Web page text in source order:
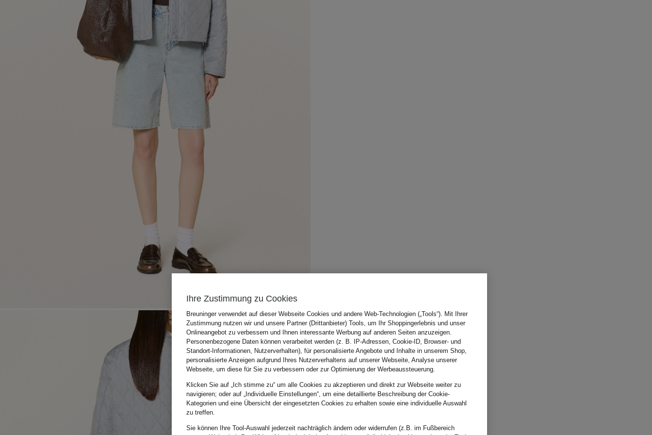
Ihre Zustimmung zu Cookies
Breuninger verwendet auf dieser Webseite Cookies und andere Web-Technologien („Tools“). Mit Ihrer
Zustimmung nutzen wir und unsere Partner (Drittanbieter) Tools, um Ihr Shoppingerlebnis und unser
Onlineangebot zu verbessern und Ihnen interessante Werbung auf anderen Seiten anzuzeigen.
Personenbezogene Daten können verarbeitet werden (z. B. IP-Adressen, Cookie-ID, Browser- und
Standort-Informationen, Nutzerverhalten), für personalisierte Angebote und Inhalte in unserem Shop,
personalisierte Anzeigen aufgrund Ihres Nutzerverhaltens auf unserer Webseite, Analyse unserer
Webseite, um diese für Sie zu verbessern oder zur Optimierung der Werbeaussteuerung.
Klicken Sie auf „Ich stimme zu“ um alle Cookies zu akzeptieren und direkt zur Webseite weiter zu
navigieren; oder auf „Individuelle Einstellungen“, um eine detaillierte Beschreibung der Cookie-
Kategorien und eine Übersicht der eingesetzten Cookies zu erhalten sowie eine individuelle Auswahl
zu treffen.
Sie können Ihre Tool-Auswahl jederzeit nachträglich ändern oder widerrufen (z.B. im Fußbereich